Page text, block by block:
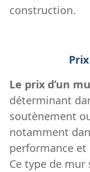
construction.
Le prix d’un
déterminant
soutènement
notamment
performance
Ce type de